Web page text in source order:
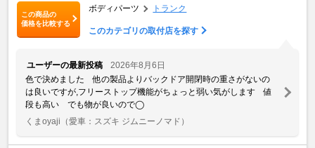
この商品の
価格を比較する
ボディパーツ トランク
このカテゴリの取付店を探す
ユーザーの最新投稿
2026年8月6日
色で決めました 他の製品よりバックドア開閉時の重さがないの
は良いですが,フリーストップ機能がちょっと弱い気がします 値
段も高い でも物が良いので◯
くまoyaji （愛車：スズキ ジムニーノマド）